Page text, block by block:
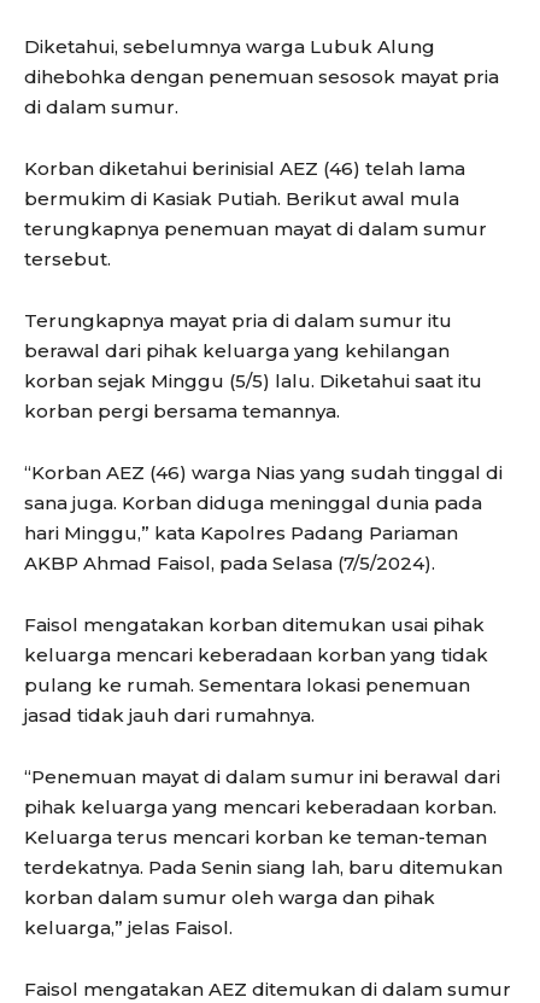
Diketahui, sebelumnya warga Lubuk Alung
dihebohka dengan penemuan sesosok mayat pria
di dalam sumur.
Korban diketahui berinisial AEZ (46) telah lama
bermukim di Kasiak Putiah. Berikut awal mula
terungkapnya penemuan mayat di dalam sumur
tersebut.
Terungkapnya mayat pria di dalam sumur itu
berawal dari pihak keluarga yang kehilangan
korban sejak Minggu (5/5) lalu. Diketahui saat itu
korban pergi bersama temannya.
“Korban AEZ (46) warga Nias yang sudah tinggal di
sana juga. Korban diduga meninggal dunia pada
hari Minggu,” kata Kapolres Padang Pariaman
AKBP Ahmad Faisol, pada Selasa (7/5/2024).
Faisol mengatakan korban ditemukan usai pihak
keluarga mencari keberadaan korban yang tidak
pulang ke rumah. Sementara lokasi penemuan
jasad tidak jauh dari rumahnya.
“Penemuan mayat di dalam sumur ini berawal dari
pihak keluarga yang mencari keberadaan korban.
Keluarga terus mencari korban ke teman-teman
terdekatnya. Pada Senin siang lah, baru ditemukan
korban dalam sumur oleh warga dan pihak
keluarga,” jelas Faisol.
Faisol mengatakan AEZ ditemukan di dalam sumur